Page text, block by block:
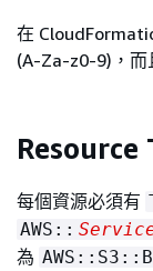
在
(A-Za-z0-9)，而
Resource
每個資源必須有
AWS::
為